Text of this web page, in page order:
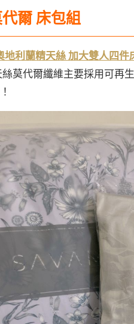
爾 床包組
利蘭精天絲 加大雙人四件
莫代爾纖維主要採用可再